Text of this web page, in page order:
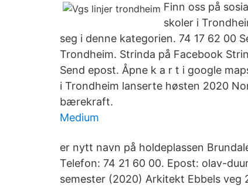
Finn oss på
skoler i
seg i denne kategorien. 74 17 62 00
Trondheim. Strinda på Facebook
Send epost. Åpne k a r t i google
i Trondheim lanserte høsten 2020
bærekraft.
Medium
er nytt navn på holdeplassen
Telefon: 74 21 60 00. Epost: olav-
semester (2020) Arkitekt Ebbels veg